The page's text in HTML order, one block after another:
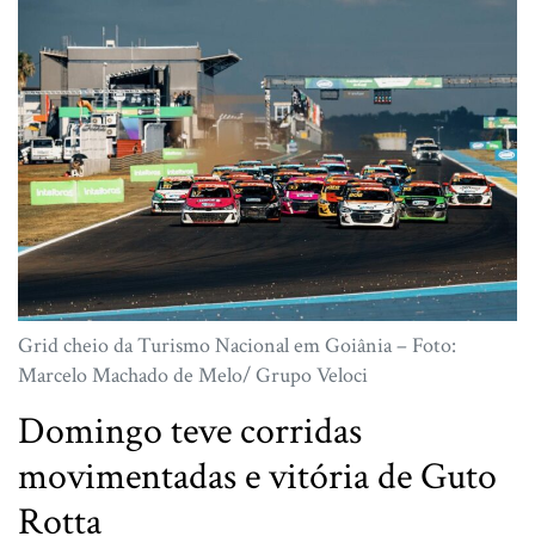
Grid cheio da Turismo Nacional em Goiânia – Foto:
Marcelo Machado de Melo/ Grupo Veloci
Domingo teve corridas
movimentadas e vitória de Guto
Rotta